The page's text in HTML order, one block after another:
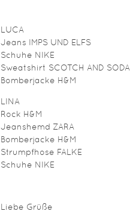
LUCA
Jeans IMPS UND ELFS
Schuhe NIKE
Sweatshirt SCOTCH AND SODA
Bomberjacke H&M
LINA
Rock H&M
Jeanshemd ZARA
Bomberjacke H&M
Strumpfhose FALKE
Schuhe NIKE
Liebe Grüße